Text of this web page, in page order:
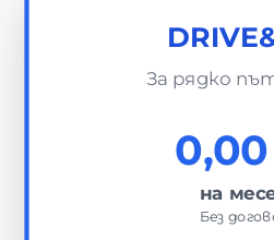
За рядко
на
Без